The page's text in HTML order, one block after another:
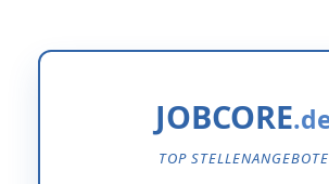
JOBCORE
TOP STELLENANGEBOTE